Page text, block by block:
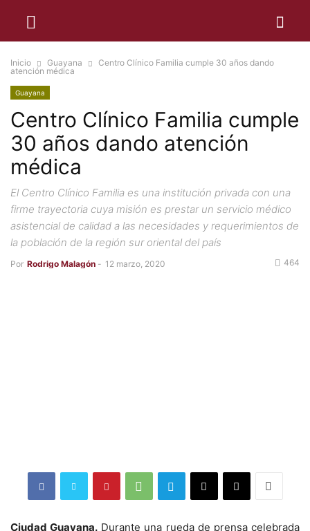
Inicio Guayana
Centro Clínico Familia cumple 30 años dando
atención médica
Guayana
Centro Clínico Familia cumple
30 años dando atención
médica
El Centro Clínico Familia es una institución privada con una
firme trayectoria cuya misión es prestar un servicio médico
asistencial de calidad a las necesidades y requerimientos de
la población de la región sur oriental del país
Por Rodrigo Malagón - 12 marzo, 2020 464
Ciudad Guayana. Durante una rueda de prensa celebrada